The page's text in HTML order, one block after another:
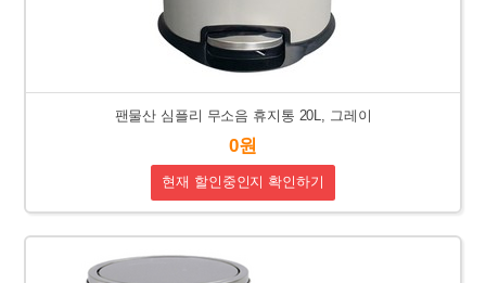
팬물산 심플리 무소음 휴지통 20L, 그레이
0원
현재 할인중인지 확인하기